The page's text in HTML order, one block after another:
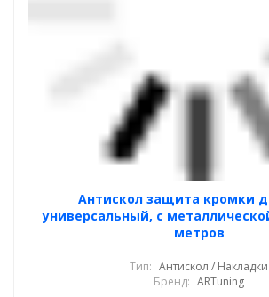
Антискол защита кромки
универсальный, с
метров
Тип: Антискол / Накладки
Бренд: ARTuning